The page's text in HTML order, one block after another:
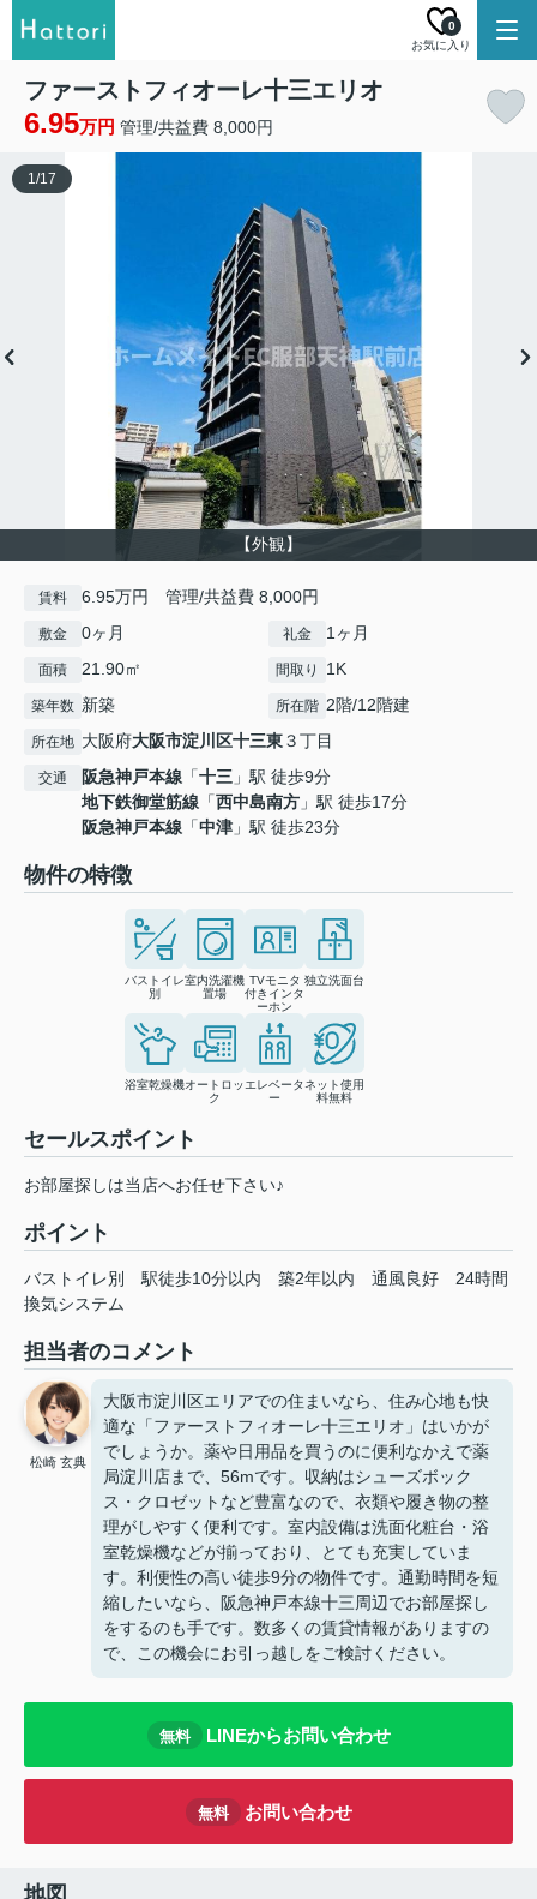
お気に入り
0
ファーストフィオーレ十三エリオ
6.95万円 管理/共益費 8,000円
【外観】
1/17
賃料 6.95万円 管理/共益費 8,000円
敷金 0ヶ月 礼金 1ヶ月
面積 21.90㎡ 間取り 1K
築年数 新築 所在階 2階/12階建
所在地 大阪府大阪市淀川区十三東３丁目
交通 阪急神戸本線 「十三 」駅 徒歩9分
地下鉄御堂筋線 「西中島南方 」駅 徒歩17分
阪急神戸本線 「中津 」駅 徒歩23分
物件の特徴
バストイレ
別
室内洗濯機
置場
TVモニタ
付きインタ
ーホン
独立洗面台
浴室乾燥機オートロッ
ク
エレベータ
ー
ネット使用
料無料
セールスポイント
お部屋探しは当店へお任せ下さい♪
ポイント
バストイレ別 駅徒歩10分以内 築2年以内 通風良好
24時間
換気システム
担当者のコメント
松崎 玄典
大阪市淀川区エリアでの住まいなら、住み心地も快
適な「ファーストフィオーレ十三エリオ」はいかが
でしょうか。薬や日用品を買うのに便利なかえで薬
局淀川店まで、56mです。収納はシューズボック
ス・クロゼットなど豊富なので、衣類や履き物の整
理がしやすく便利です。室内設備は洗面化粧台・浴
室乾燥機などが揃っており、とても充実していま
す。利便性の高い徒歩9分の物件です。通勤時間を短
縮したいなら、阪急神戸本線十三周辺でお部屋探し
をするのも手です。数多くの賃貸情報がありますの
で、この機会にお引っ越しをご検討ください。
無料 LINEからお問い合わせ
無料 お問い合わせ